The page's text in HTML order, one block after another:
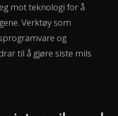
mot teknologi for å
Verktøy som
og
til å gjøre siste mils